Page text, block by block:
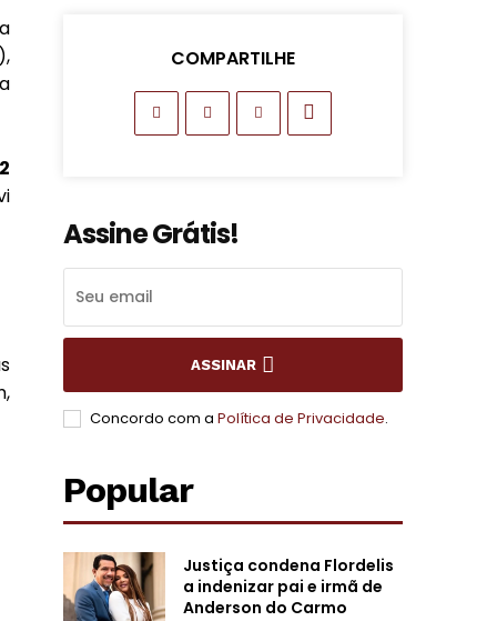
COMPARTILHE
Assine Grátis!
ASSINAR
Concordo com a Política de Privacidade.
Popular
Justiça condena Flordelis
a indenizar pai e irmã de
Anderson do Carmo